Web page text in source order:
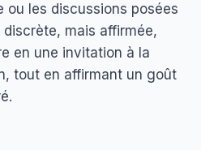
ou les discussions posées
mais affirmée,
en une invitation à la
tout en affirmant un goût